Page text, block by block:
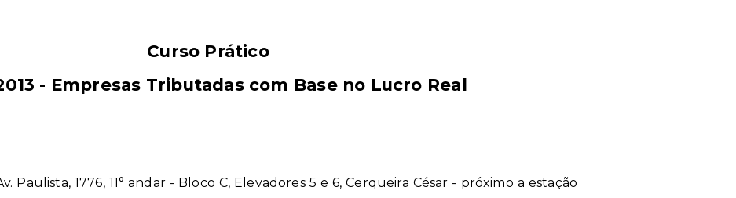
Curso Prático
- Empresas Tributadas com Base no Lucro Real
Paulista, 1776, 11° andar - Bloco C, Elevadores 5 e 6, Cerqueira César - próximo a estação